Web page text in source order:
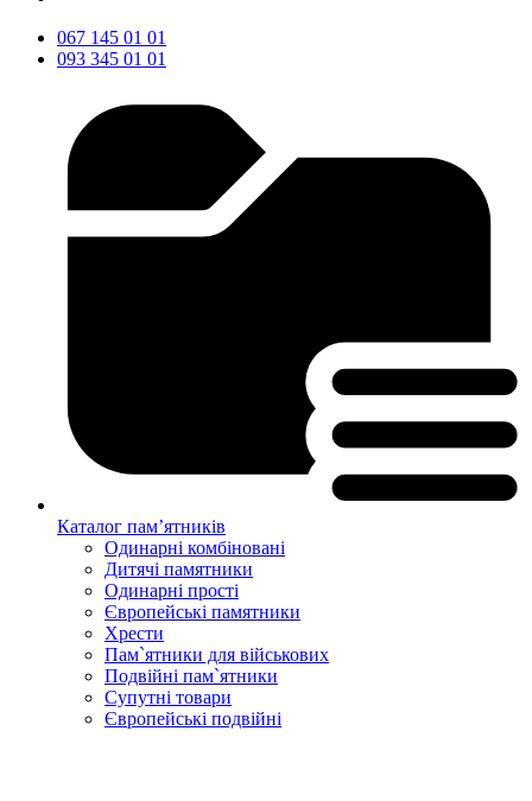
067 145 01 01
093 345 01 01
Каталог пам’ятників
Одинарні комбіновані
Дитячі памятники
Одинарні прості
Європейські памятники
Хрести
Пам`ятники для військових
Подвійні пам`ятники
Супутні товари
Європейські подвійні